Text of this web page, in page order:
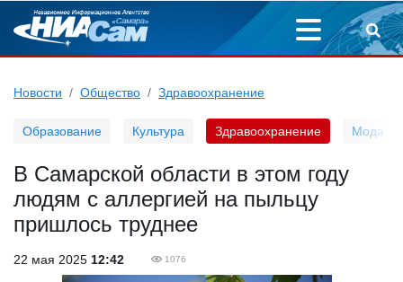
Новости Общество Здравоохранение
Образование Культура Здравоохранение Мода
В Самарской области в этом году
людям с аллергией на пыльцу
пришлось труднее
22 мая 2025 12:42 1076